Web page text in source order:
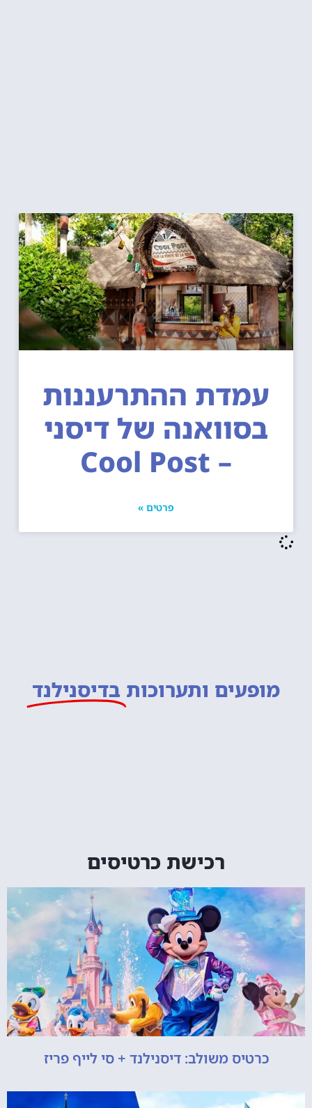
עמדת ההתרעננות
בסוואנה של דיסני
– Cool Post
פרטים »
מופעים ותערוכות בדיסנילנד
רכישת כרטיסים
כרטיס משולב: דיסנילנד + סי לייף פריז